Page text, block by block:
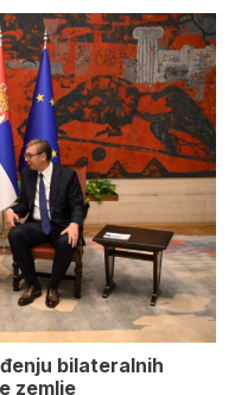
bilateralnih
zemlje